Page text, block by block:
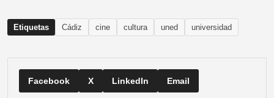
Etiquetas Cádiz cine cultura uned universidad
Facebook X LinkedIn Email